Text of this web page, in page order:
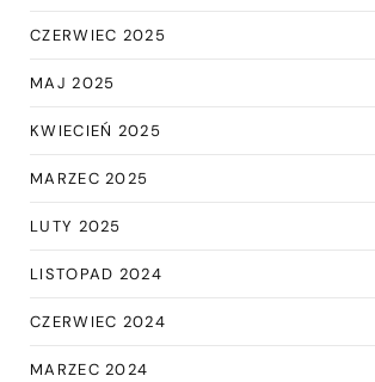
CZERWIEC 2025
MAJ 2025
KWIECIEŃ 2025
MARZEC 2025
LUTY 2025
LISTOPAD 2024
CZERWIEC 2024
MARZEC 2024